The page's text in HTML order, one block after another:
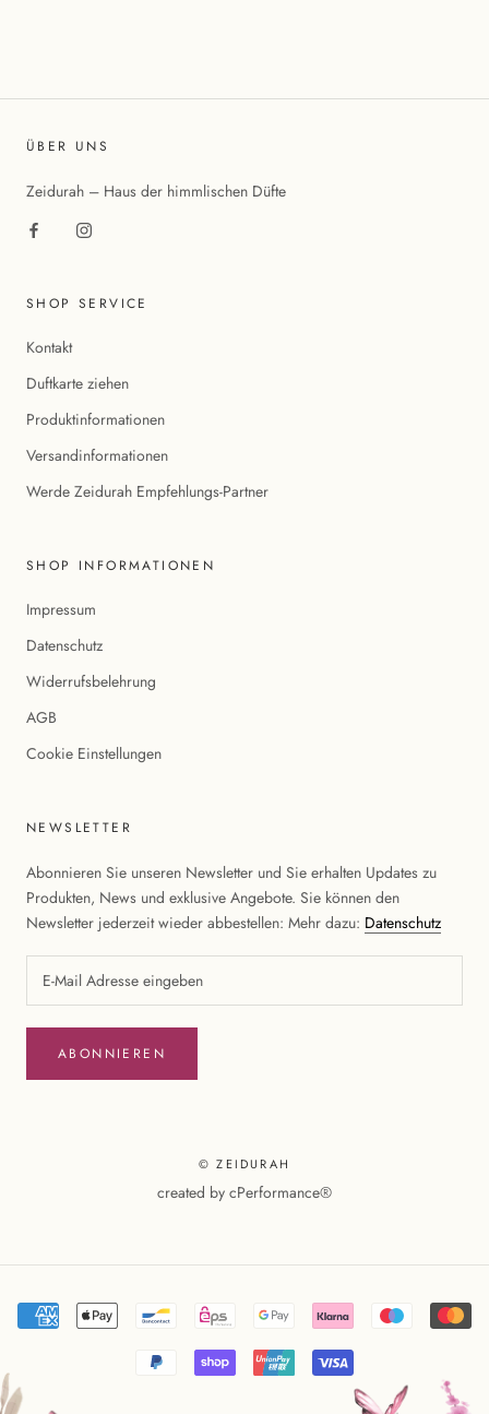
ÜBER UNS
Zeidurah – Haus der himmlischen Düfte
SHOP SERVICE
Kontakt
Duftkarte ziehen
Produktinformationen
Versandinformationen
Werde Zeidurah Empfehlungs-Partner
SHOP INFORMATIONEN
Impressum
Datenschutz
Widerrufsbelehrung
AGB
Cookie Einstellungen
NEWSLETTER
Abonnieren Sie unseren Newsletter und Sie erhalten Updates zu
Produkten, News und exklusive Angebote. Sie können den
Newsletter jederzeit wieder abbestellen: Mehr dazu: Datenschutz
ABONNIEREN
© ZEIDURAH
created by cPerformance®